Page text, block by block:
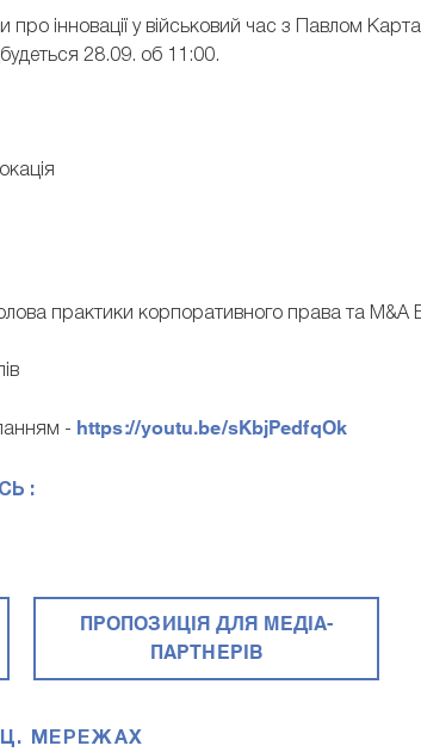
інновації у військовий час з Павлом
28.09. об 11:00.
практики корпоративного права та M&A
- https://youtu.be/sKbjPedfqOk
:
ПРОПОЗИЦІЯ ДЛЯ МЕДІА-
ПАРТНЕРІВ
МЕРЕЖАХ